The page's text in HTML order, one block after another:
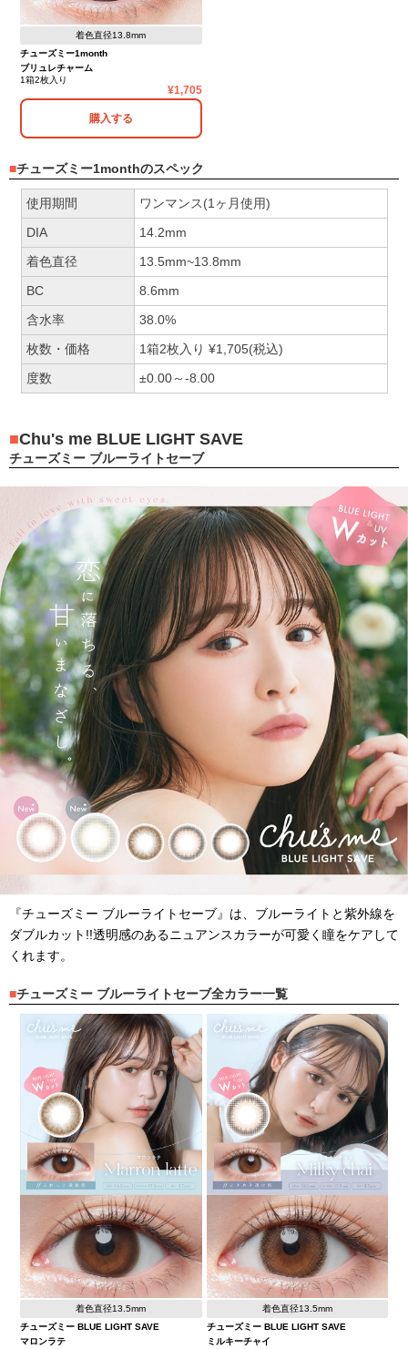
着色直径13.8mm
チューズミー1month
ブリュレチャーム
1箱2枚入り
1,705
購入する
チューズミー1monthのスペック
使用期間
ワンマンス(1ヶ月使用)
DIA
14.2mm
着色直径
13.5mm~13.8mm
BC
8.6mm
含水率
38.0%
枚数・価格
1箱2枚入り ¥1,705(税込)
度数
±0.00～-8.00
Chu's me BLUE LIGHT SAVE
チューズミー ブルーライトセーブ
『チューズミー ブルーライトセーブ』は、ブルーライトと紫外線を
ダブルカット!!透明感のあるニュアンスカラーが可愛く瞳をケアして
くれます。
チューズミー ブルーライトセーブ全カラー一覧
着色直径13.5mm
チューズミー BLUE LIGHT SAVE
マロンラテ
着色直径13.5mm
チューズミー BLUE LIGHT SAVE
ミルキーチャイ